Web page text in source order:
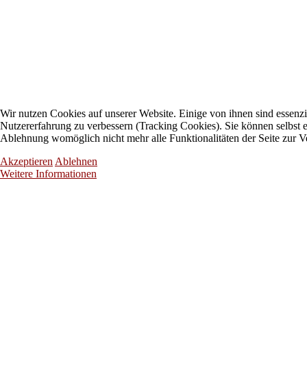
Wir nutzen Cookies auf unserer Website. Einige von ihnen sind
Nutzererfahrung zu verbessern (Tracking Cookies). Sie können selbst
Ablehnung womöglich nicht mehr alle Funktionalitäten der Seite zur
Akzeptieren Ablehnen
Weitere Informationen